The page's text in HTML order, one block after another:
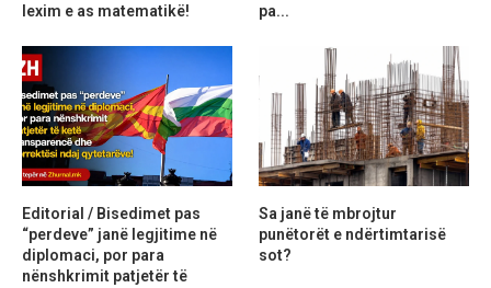
lexim e as matematikë!
pa...
Editorial / Bisedimet pas
“perdeve” janë legjitime në
diplomaci, por para
nënshkrimit patjetër të
Sa janë të mbrojtur
punëtorët e ndërtimtarisë
sot?